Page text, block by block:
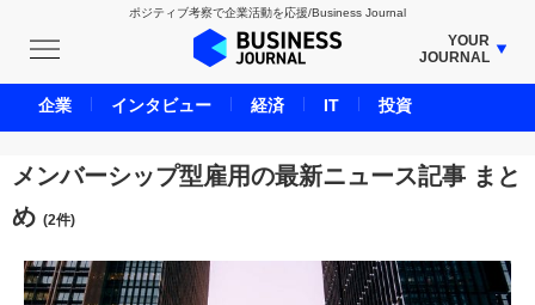
ポジティブ考察で企業活動を応援/Business Journal
YOUR
JOURNAL
BUSINESS JOURNAL
UNICORN JOURNAL
CARBON CREDITS JOURNAL
INBOUND JOURNAL
メンバーシップ型雇用の最新ニュース記事 まと
め (2件)
企業 インタビュー 経済 IT 投資